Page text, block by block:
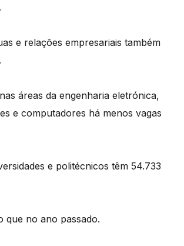
e relações empresariais também
áreas da engenharia eletrónica,
e computadores há menos vagas
e politécnicos têm 54.733
que no ano passado.